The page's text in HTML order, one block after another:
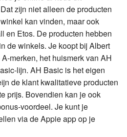
zijn niet alleen de producten
kan vinden, maar ook
en Etos. De producten hebben
de winkels. Je koopt bij Albert
merken, het huismerk van AH
lijn. AH Basic is het eigen
de klant kwalitatieve producten
prijs. Bovendien kan je ook
voordeel. Je kunt je
via de Appie app op je